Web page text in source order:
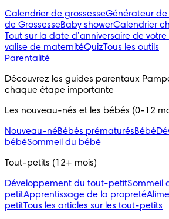
Calendrier de grossesseGénérateur
de GrossesseBaby showerCalendrier
Tout sur la date d’anniversaire de
valise de maternitéQuizTous les outils
Parentalité
Découvrez les guides parentaux
chaque étape importante
Les nouveau-nés et les bébés (0-12
Nouveau-néBébés prématurésBébé
bébéSommeil du bébé
Tout-petits (12+ mois)
Développement du tout-petitSommeil
petitApprentissage de la propreté
petitTous les articles sur les tout-petits